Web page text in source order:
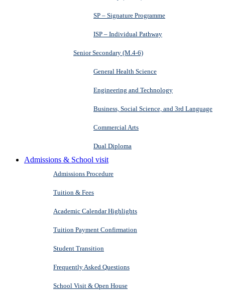
SP – Signature Programme
ISP – Individual Pathway
Senior Secondary (M.4-6)
General Health Science
Engineering and Technology
Business, Social Science, and 3rd Language
Commercial Arts
Dual Diploma
Admissions & School visit
Admissions Procedure
Tuition & Fees
Academic Calendar Highlights
Tuition Payment Confirmation
Student Transition
Frequently Asked Questions
School Visit & Open House